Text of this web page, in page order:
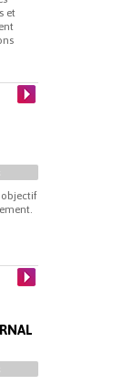
et
objectif